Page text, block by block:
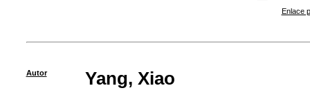
Enlace
Autor Yang, Xiao